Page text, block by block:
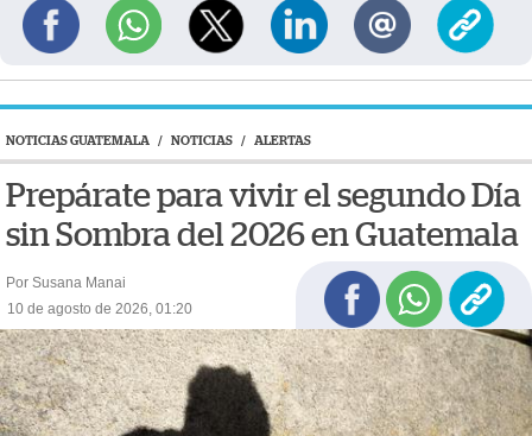
NOTICIAS GUATEMALA / NOTICIAS / ALERTAS
Prepárate para vivir el segundo Día
sin Sombra del 2026 en Guatemala
Por Susana Manai
10 de agosto de 2026, 01:20